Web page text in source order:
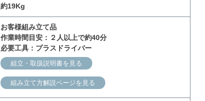
約19Kg
お客様組み立て品
作業時間目安：２人以上で約40分
必要工具：プラスドライバー
組立・取扱説明書を見る
組み立て方解説ページを見る